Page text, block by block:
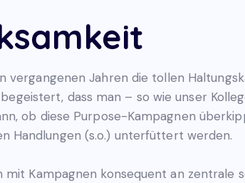
Jahren die tollen
dass man – so wie unser
ob diese Purpose-Kampagnen
Handlungen (s.o.) unterfüttert werden.
Kampagnen konsequent an zentrale